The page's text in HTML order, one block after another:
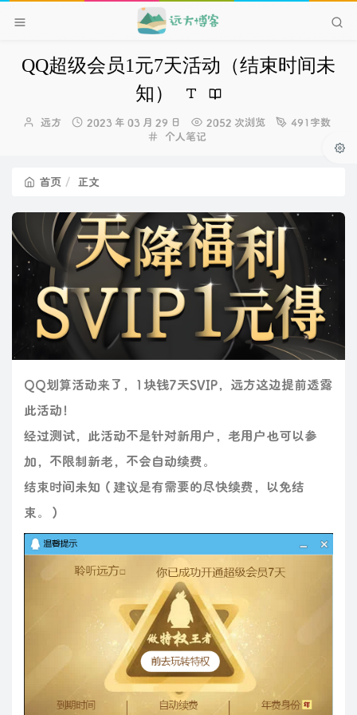
QQ超级会员1元7天活动（结束时间未
知）
博
远方
发
2023 年 03 月 29 日 2052 次浏览
491字数
分
个人笔记
首页 正文
QQ划算活动来了，1块钱7天SVIP，远方这边提前透露
此活动！
经过测试，此活动不是针对新用户，老用户也可以参
加，不限制新老，不会自动续费。
结束时间未知（建议是有需要的尽快续费，以免结
束。）